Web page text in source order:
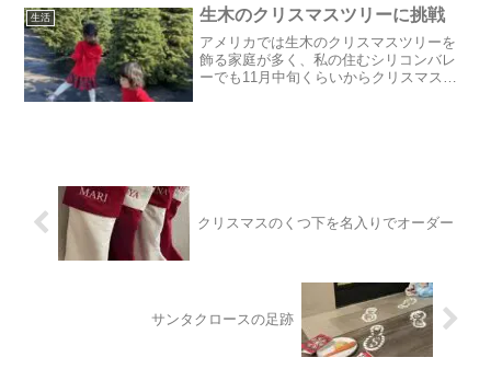
魚介類をトマトベースのスープで煮込ん
だシチューの...
生活 生木のクリスマスツリーに挑戦
アメリカでは生木のクリスマスツリーを
飾る家庭が多く、私の住むシリコンバレ
ーでも11月中旬くらいからクリスマスツ
クリスマスのくつ下を名入りでオーダー
サンタクロースの足跡